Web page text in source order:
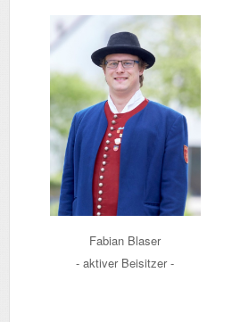
Fabian Blaser
- aktiver Beisitzer -